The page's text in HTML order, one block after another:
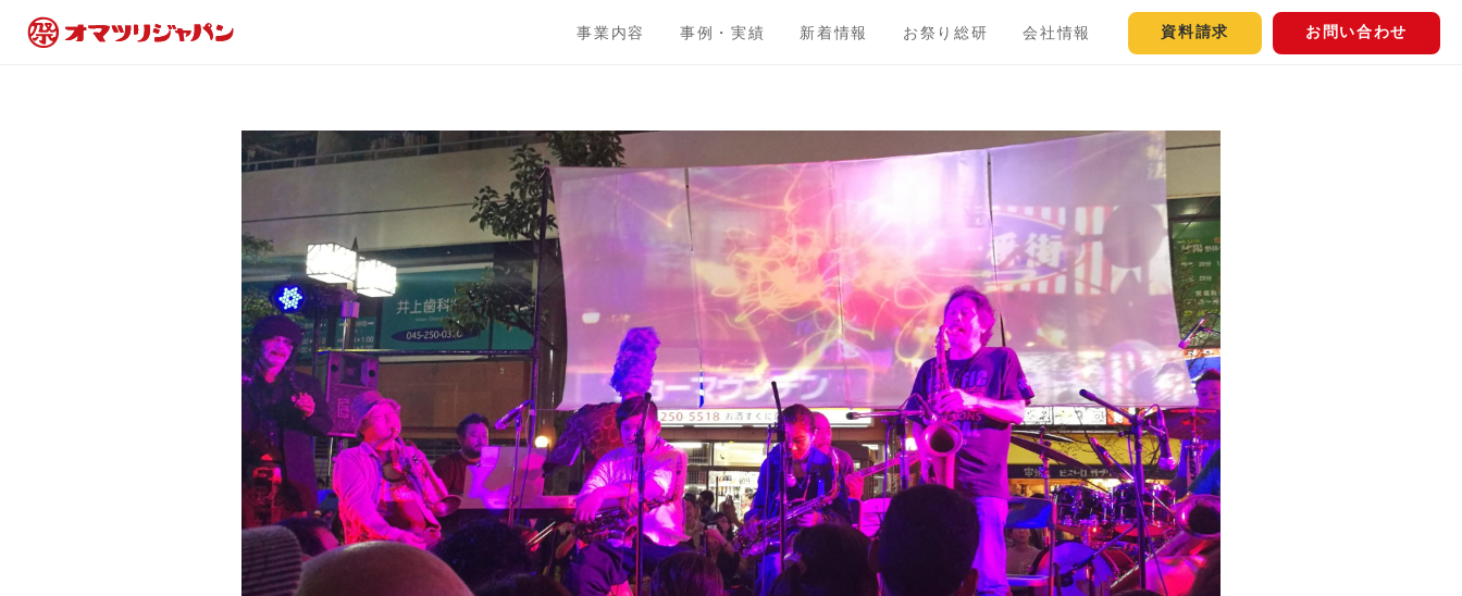
事業内容 事例・実績 新着情報 お祭り総研 会社情報 資料請求 お問い合わせ